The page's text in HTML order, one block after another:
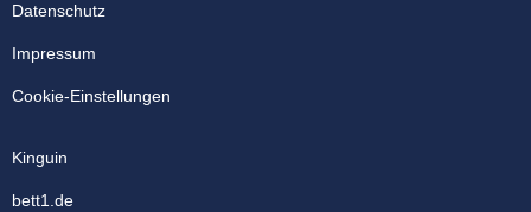
Datenschutz
Impressum
Cookie-Einstellungen
Kinguin
bett1.de